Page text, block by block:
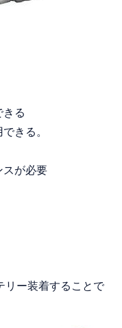
きる
きる。
スが必要
リー装着することで